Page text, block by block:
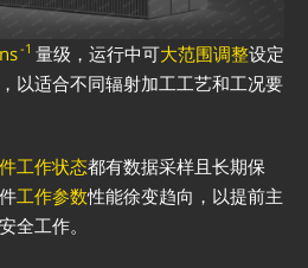
ns-1 量级，运行中可大范围调整设定
以适合不同辐射加工工艺和工况要
工作状态都有数据采样且长期保
工作参数性能徐变趋向，以提前主
全工作。